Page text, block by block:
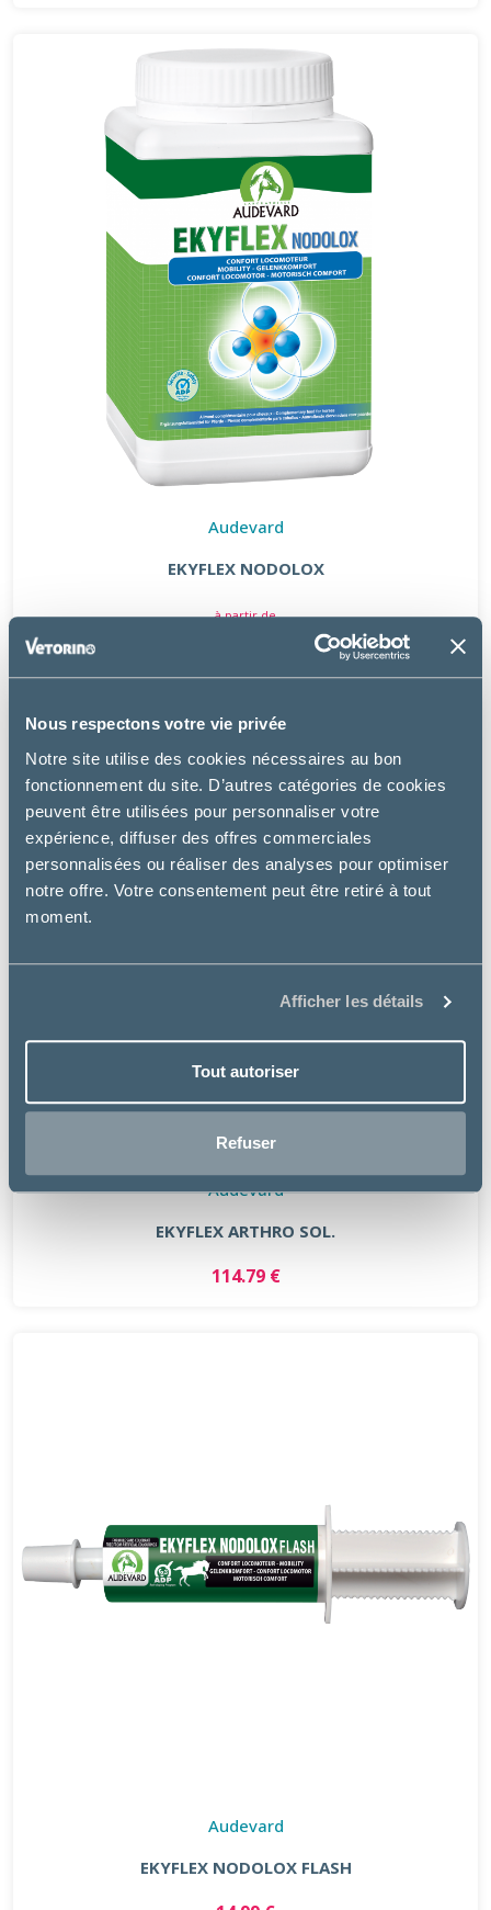
Nous respectons votre vie privée
Notre site utilise des cookies nécessaires au bon
fonctionnement du site. D’autres catégories de cookies
peuvent être utilisées pour personnaliser votre
expérience, diffuser des offres commerciales
personnalisées ou réaliser des analyses pour optimiser
notre offre. Votre consentement peut être retiré à tout
moment.
Afficher les détails
Tout autoriser
Refuser
Audevard
EKYFLEX NODOLOX
à partir de
Audevard
EKYFLEX ARTHRO SOL.
114.79 €
Audevard
EKYFLEX NODOLOX FLASH